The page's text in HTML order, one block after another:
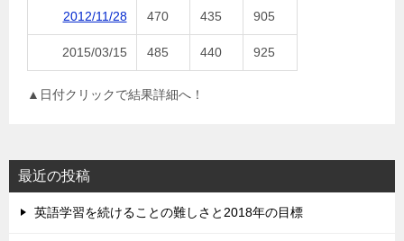
2012/11/28 470 435 905
2015/03/15 485 440 925
▲日付クリックで結果詳細へ！
最近の投稿
英語学習を続けることの難しさと2018年の目標